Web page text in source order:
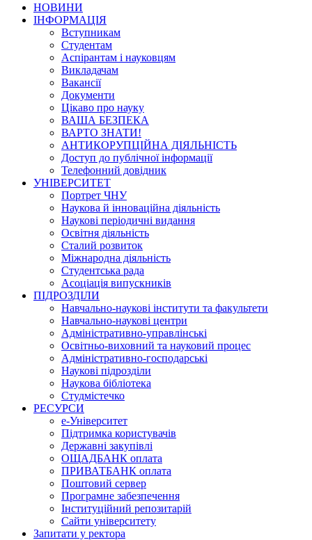
НОВИНИ
ІНФОРМАЦІЯ
Вступникам
Студентам
Аспірантам і науковцям
Викладачам
Вакансії
Документи
Цікаво про науку
ВАША БЕЗПЕКА
ВАРТО ЗНАТИ!
АНТИКОРУПЦІЙНА ДІЯЛЬНІСТЬ
Доступ до публічної інформації
Телефонний довідник
УНІВЕРСИТЕТ
Портрет ЧНУ
Наукова й інноваційна діяльність
Наукові періодичні видання
Освітня діяльність
Сталий розвиток
Міжнародна діяльність
Студентська рада
Асоціація випускників
ПІДРОЗДІЛИ
Навчально-наукові інститути та факультети
Навчально-наукові центри
Адміністративно-управлінські
Освітньо-виховний та науковий процес
Адміністративно-господарські
Наукові підрозділи
Наукова бібліотека
Студмістечко
РЕСУРСИ
е-Університет
Підтримка користувачів
Державні закупівлі
ОЩАДБАНК оплата
ПРИВАТБАНК оплата
Поштовий сервер
Програмне забезпечення
Інституційний репозитарій
Сайти університету
Запитати у ректора